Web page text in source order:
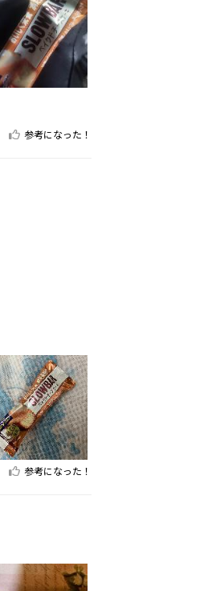
参考になった！
参考になった！